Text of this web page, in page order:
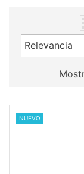
Relevancia
NUEVO